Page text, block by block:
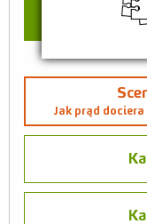
Jak prąd